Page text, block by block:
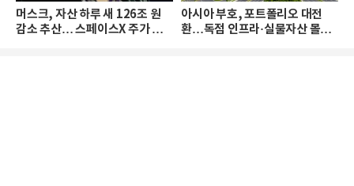
머스크, 자산 하루 새 126조 원
감소 추산… 스페이스X 주가 하
아시아 부호, 포트폴리오 대전
환…독점 인프라·실물자산 몰린